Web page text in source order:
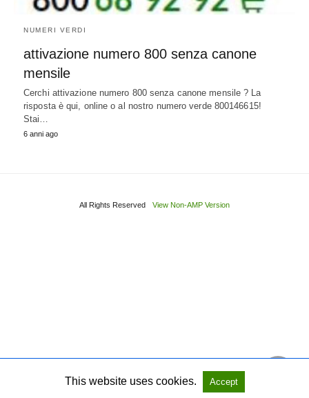
NUMERI VERDI
attivazione numero 800 senza canone
mensile
Cerchi attivazione numero 800 senza canone mensile ? La
risposta è qui, online o al nostro numero verde 800146615!
Stai…
6 anni ago
All Rights Reserved View Non-AMP Version
This website uses cookies. Accept